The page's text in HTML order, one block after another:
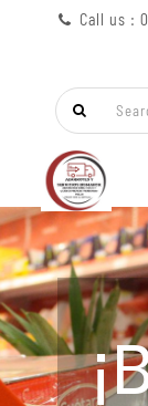
Call us :